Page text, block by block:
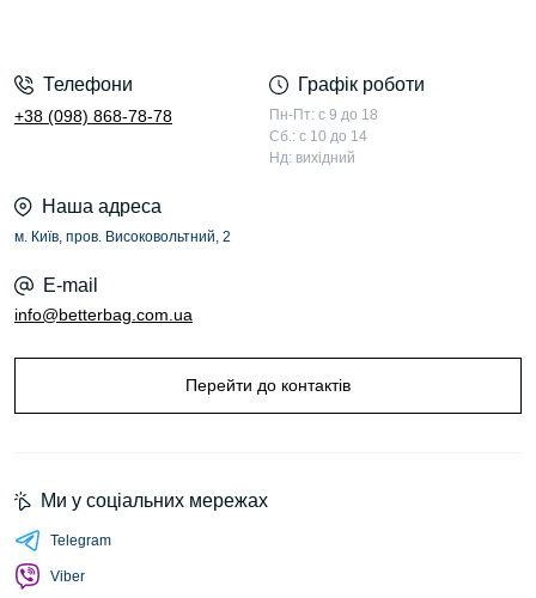
Телефони
+38 (098) 868-78-78
Графік роботи
Пн-Пт: с 9 до 18
Сб.: с 10 до 14
Нд: вихідний
Наша адреса
м. Київ, пров. Високовольтний, 2
E-mail
info@betterbag.com.ua
Перейти до контактів
Ми у соціальних мережах
Telegram
Viber